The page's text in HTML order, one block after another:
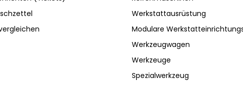
Werkstattausrüstung
Modulare
Werkzeugwagen
Werkzeuge
Spezialwerkzeug